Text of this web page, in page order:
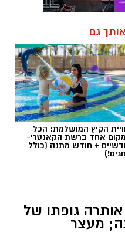
אותך גם
הקיץ המושלמת: הכל
אחד ברשת הקאנטרי-
+ חודש מתנה (כולל
גופתו של
מעצר